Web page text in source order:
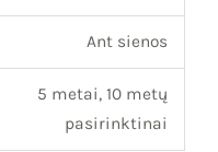
Ant sienos
5 metai, 10 metų
pasirinktinai